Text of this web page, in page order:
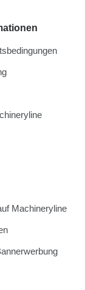
Machineryline